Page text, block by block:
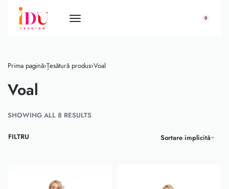
conținut
0
Prima pagină›Țesătură produs›Voal
Voal
SHOWING ALL 8 RESULTS
Sortare implicită
FILTRU